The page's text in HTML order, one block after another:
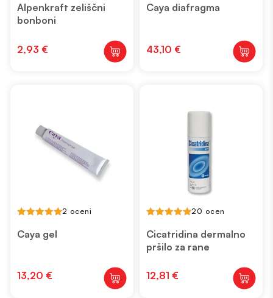
out of 5
Alpenkraft zeliščni
bonboni
2,93 €
out of 5
Caya diafragma
43,10 €
out of 5
2 oceni
Caya gel
13,20 €
out of 5
20 ocen
Cicatridina dermalno
pršilo za rane
12,81 €